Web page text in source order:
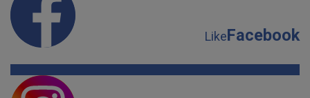
LikeFacebook